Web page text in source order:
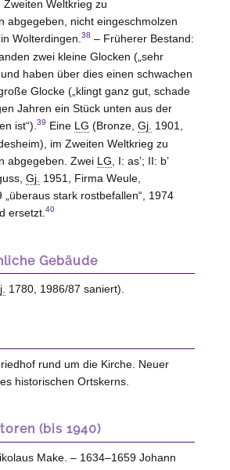
Weltkrieg zu
abgegeben, nicht eingeschmolzen
Wolterdingen. 38 – Früherer Bestand:
zwei kleine Glocken („sehr
haben über dies einen schwachen
Glocke („klingt ganz gut, schade
Jahren ein Stück unten aus der
ist“). 39 Eine LG (Bronze, Gj. 1901,
), im Zweiten Weltkrieg zu
abgegeben. Zwei LG , I: as’; II: b’
Gj. 1951, Firma Weule,
„überaus stark rostbefallen“, 1974
ersetzt. 40
Gebäude
1780, 1986/87 saniert).
rund um die Kirche. Neuer
historischen Ortskerns.
(bis 1940)
Make. – 1634–1659 Johann